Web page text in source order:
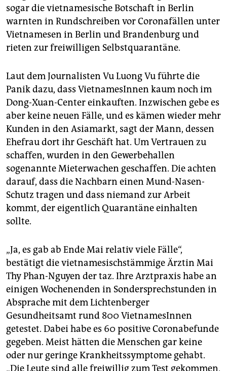
sogar die vietnamesische Botschaft in Berlin
warnten in Rundschreiben vor Coronafällen unter
Vietnamesen in Berlin und Brandenburg und
rieten zur freiwilligen Selbstquarantäne.
Laut dem Journalisten Vu Luong Vu führte die
Panik dazu, dass VietnamesInnen kaum noch im
Dong-Xuan-Center einkauften. Inzwischen gebe es
aber keine neuen Fälle, und es kämen wieder mehr
Kunden in den Asiamarkt, sagt der Mann, dessen
Ehefrau dort ihr Geschäft hat. Um Vertrauen zu
schaffen, wurden in den Gewerbehallen
sogenannte Mieterwachen geschaffen. Die achten
darauf, dass die Nachbarn einen Mund-Nasen-
Schutz tragen und dass niemand zur Arbeit
kommt, der eigentlich Quarantäne einhalten
sollte.
„Ja, es gab ab Ende Mai relativ viele Fälle“,
bestätigt die vietnamesischstämmige Ärztin Mai
Thy Phan-Nguyen der taz. Ihre Arztpraxis habe an
einigen Wochenenden in Sondersprechstunden in
Absprache mit dem Lichtenberger
Gesundheitsamt rund 800 VietnamesInnen
getestet. Dabei habe es 60 positive Coronabefunde
gegeben. Meist hätten die Menschen gar keine
oder nur geringe Krankheitssymptome gehabt.
„Die Leute sind alle freiwillig zum Test gekommen,